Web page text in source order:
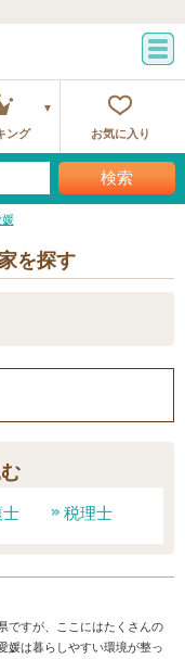
ング お気に入り
検索
媛
を探す
士 税理士
ですが、ここにはたくさんの
媛は暮らしやすい環境が整っ